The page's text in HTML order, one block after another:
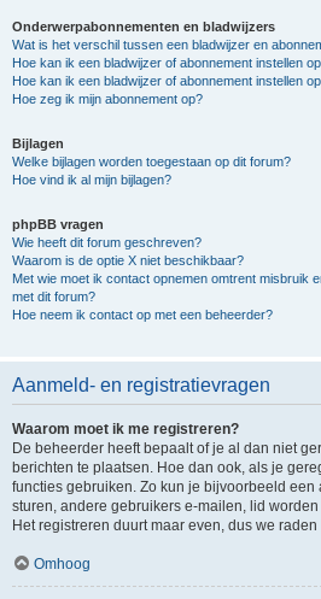
Onderwerpabonnementen en bladwijzers
Wat is het verschil tussen een bladwijzer en
Hoe kan ik een bladwijzer of abonnement instellen
Hoe kan ik een bladwijzer of abonnement instellen
Hoe zeg ik mijn abonnement op?
Bijlagen
Welke bijlagen worden toegestaan op dit forum?
Hoe vind ik al mijn bijlagen?
phpBB vragen
Wie heeft dit forum geschreven?
Waarom is de optie X niet beschikbaar?
Met wie moet ik contact opnemen omtrent misbruik
met dit forum?
Hoe neem ik contact op met een beheerder?
Aanmeld- en registratievragen
Waarom moet ik me registreren?
De beheerder heeft bepaalt of je al dan niet
berichten te plaatsen. Hoe dan ook, als je
functies gebruiken. Zo kun je bijvoorbeeld
sturen, andere gebruikers e-mailen, lid
Het registreren duurt maar even, dus we
Omhoog